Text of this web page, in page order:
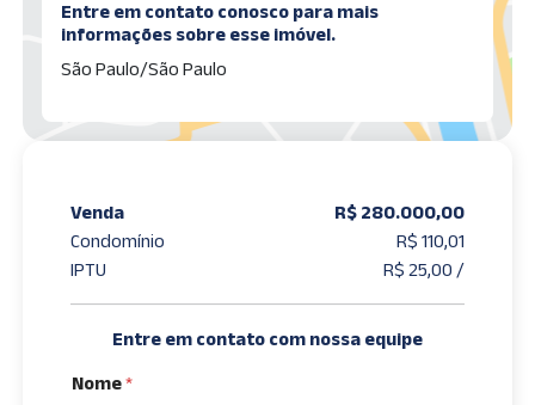
Entre em contato conosco para mais
informações sobre esse imóvel.
São Paulo/São Paulo
Venda
R$ 280.000,00
Condomínio
R$ 110,01
IPTU
R$ 25,00 /
Entre em contato com nossa equipe
Nome*